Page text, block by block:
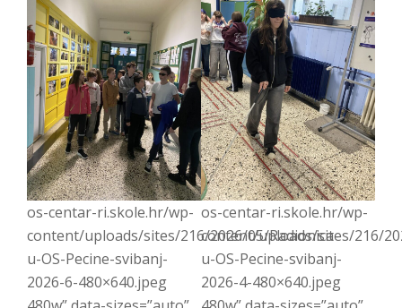
os-centar-ri.skole.hr/wp-
content/uploads/sites/216/2026/05/Radionica-
u-OS-Pecine-svibanj-
2026-6-480×640.jpeg
os-centar-ri.skole.hr/wp-
content/uploads/sites/216/
u-OS-Pecine-svibanj-
2026-4-480×640.jpeg